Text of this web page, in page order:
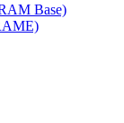
Base)